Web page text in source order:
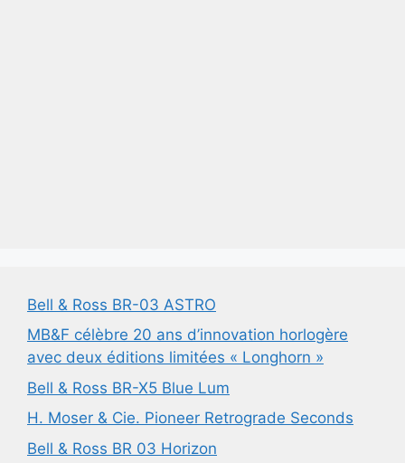
Bell & Ross BR-03 ASTRO
MB&F célèbre 20 ans d’innovation horlogère
avec deux éditions limitées « Longhorn »
Bell & Ross BR-X5 Blue Lum
H. Moser & Cie. Pioneer Retrograde Seconds
Bell & Ross BR 03 Horizon